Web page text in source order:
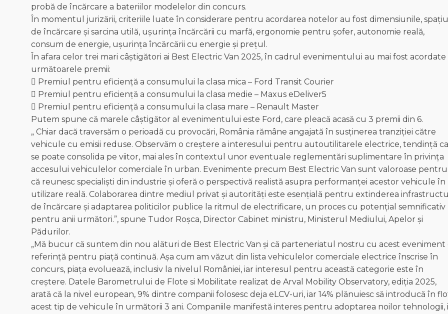
probă de încărcare a bateriilor modelelor din concurs.
În momentul jurizării, criteriile luate în considerare pentru acordarea notelor au fost dimensiunile, spațiul
de încărcare și sarcina utilă, ușurința încărcării cu marfă, ergonomie pentru șofer, autonomie reală,
consum de energie, ușurința încărcării cu energie și prețul.
În afara celor trei mari câștigători ai Best Electric Van 2025, în cadrul evenimentului au mai fost acordate
următoarele premii:
 Premiul pentru eficiență a consumului la clasa mica – Ford Transit Courier
 Premiul pentru eficiență a consumului la clasa medie – Maxus eDeliver5
 Premiul pentru eficiență a consumului la clasa mare – Renault Master
Putem spune că marele câștigător al evenimentului este Ford, care pleacă acasă cu 3 premii din 6.
„ Chiar dacă traversăm o perioadă cu provocări, România rămâne angajată în susținerea tranziției către
vehicule cu emisii reduse. Observăm o creștere a interesului pentru autoutilitarele electrice, tendință
se poate consolida pe viitor, mai ales în contextul unor eventuale reglementări suplimentare în privința
accesului vehiculelor comerciale în urban. Evenimente precum Best Electric Van sunt valoroase pentru
că reunesc specialiști din industrie și oferă o perspectivă realistă asupra performanței acestor vehicule în
utilizare reală. Colaborarea dintre mediul privat și autorități este esențială pentru extinderea
de încărcare și adaptarea politicilor publice la ritmul de electrificare, un proces cu potențial semnificativ
pentru anii următori.”, spune Tudor Roșca, Director Cabinet ministru, Ministerul Mediului, Apelor și
Pădurilor.
„Mă bucur că suntem din nou alături de Best Electric Van și că parteneriatul nostru cu acest eveniment
referință pentru piață continuă. Așa cum am văzut din lista vehiculelor comerciale electrice înscrise în
concurs, piața evoluează, inclusiv la nivelul României, iar interesul pentru această categorie este în
creștere. Datele Barometrului de Flote si Mobilitate realizat de Arval Mobility Observatory, ediția 2025,
arată că la nivel european, 9% dintre companii folosesc deja eLCV-uri, iar 14% plănuiesc să introducă în
acest tip de vehicule în următorii 3 ani. Companiile manifestă interes pentru adoptarea noilor tehnologii,